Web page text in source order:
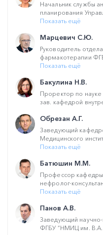
Начальник службы
планирования
Показать ещё
Марцевич С.Ю.
Руководитель
фармакотерапии
Показать ещё
Бакулина Н.В.
Проректор по науке
зав. кафедрой
Обрезан А.Г.
Заведующий
Медицинского
Показать ещё
Батюшин М.М.
Профессор
нефролог-
Показать ещё
Панов А.В.
Заведующий
ФГБУ “НМИЦ им. В.А.